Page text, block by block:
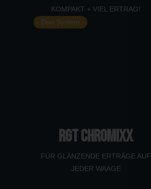
KOMPAKT + VIEL ERTRAG!
Duo System
RGT CHROMIXX
FÜR GLÄNZENDE ERTRÄGE AUF
JEDER WAAGE